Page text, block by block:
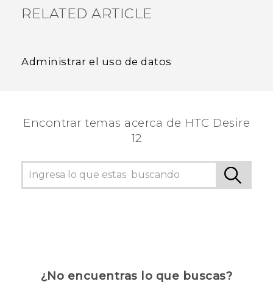
RELATED ARTICLE
Administrar el uso de datos
Encontrar temas acerca de HTC Desire
12
¿No encuentras lo que buscas?